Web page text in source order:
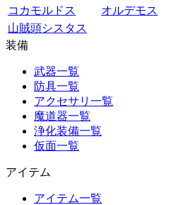
コカモルドス
オルデモス
山賊頭シスタス
装備
武器一覧
防具一覧
アクセサリ一覧
魔道器一覧
浄化装備一覧
仮面一覧
アイテム
アイテム一覧